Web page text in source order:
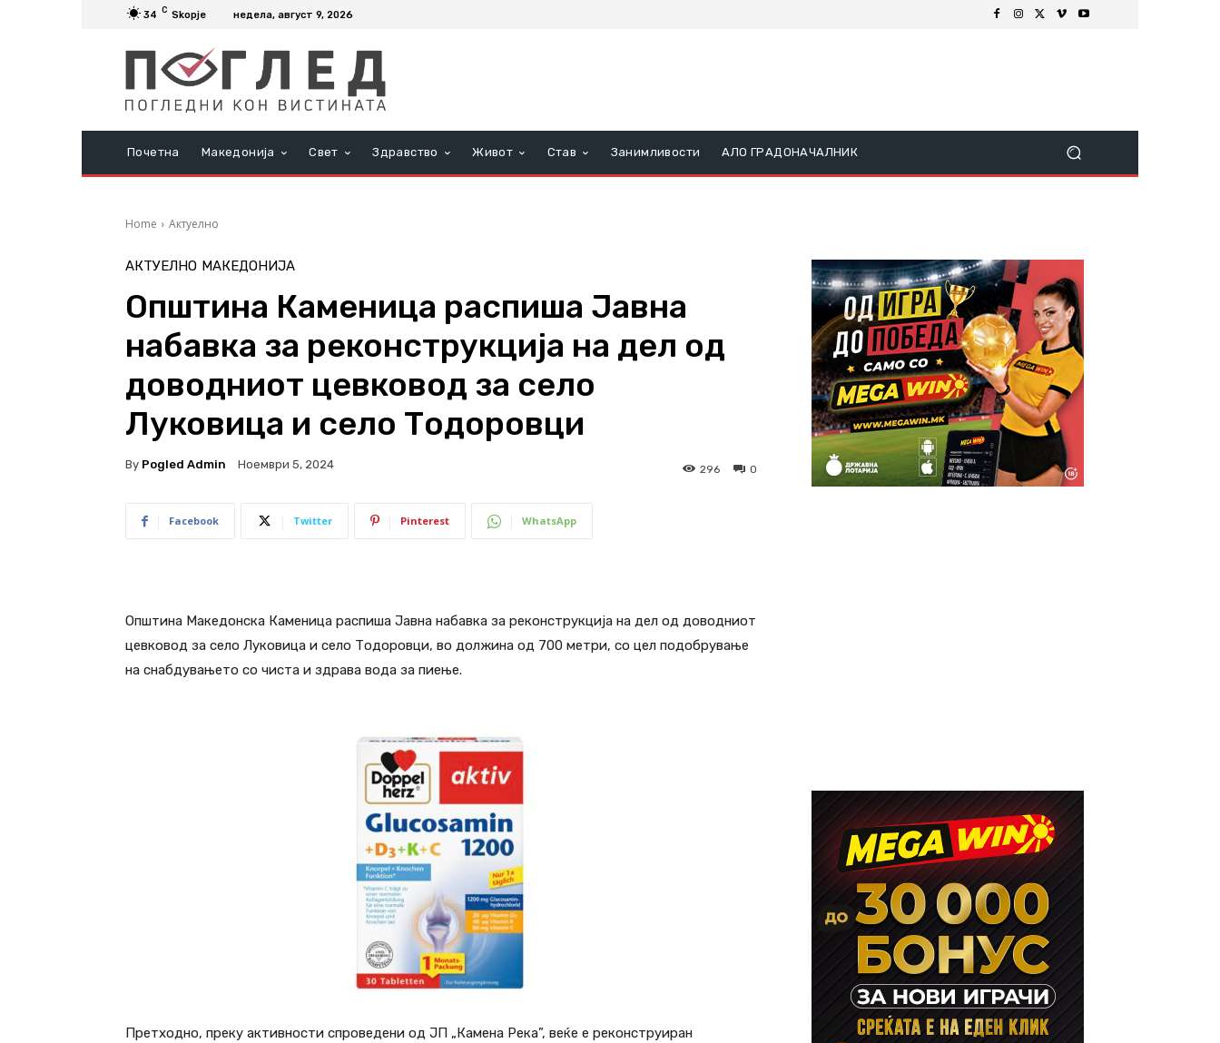
34 C Skopje недела, август 9, 2026
Почетна Македонија Свет Здравство Живот Став Занимливости АЛО ГРАДОНАЧАЛНИК
Home Актуелно
АКТУЕЛНО МАКЕДОНИЈА
Општина Каменица распиша Јавна
набавка за реконструкција на дел од
доводниот цевковод за село
Луковица и село Тодоровци
By Pogled Admin Ноември 5, 2024 0
296
Facebook Twitter Pinterest WhatsApp
Општина Македонска Каменица распиша Јавна набавка за реконструкција на дел од доводниот
цевковод за село Луковица и село Тодоровци, во должина од 700 метри, со цел подобрување
на снабдувањето со чиста и здрава вода за пиење.
Претходно, преку активности спроведени од ЈП „Камена Река”, веќе е реконструиран